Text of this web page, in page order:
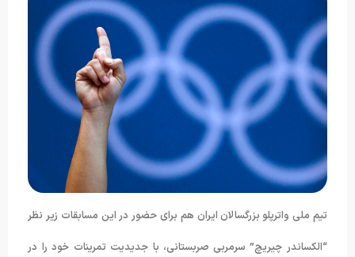
تیم ملی واترپلو بزرگسالان ایران هم برای حضور در این مسابقات زیر نظر
“الکساندر چیریچ” سرمربی صربستانی، با جدیدیت تمرینات خود را در